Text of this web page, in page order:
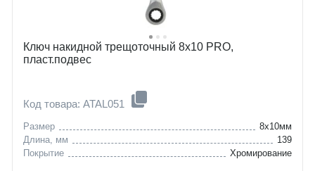
Ключ накидной трещоточный 8х10 PRO,
пласт.подвес
Код товара: ATAL051
Размер
8x10мм
Длина, мм
139
Покрытие
Хромирование